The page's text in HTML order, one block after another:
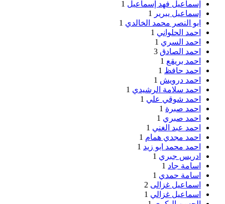
إسماعيل فهد إسماعيل 1
إسماعيل يبرير
1
ابو النصر محمد الخالدي 1
احمد الحلواني 1
احمد السري 1
احمد الصادق 3
احمد بريقع 1
احمد حافظ 1
احمد درويش 1
احمد سلامة الرشيدي 1
احمد شوقي علي 1
احمد صبرة 1
احمد صبري 1
احمد عبد الغني 1
احمد مجدي همام 1
احمد محمد ابو زيد 1
ادريس جبري 1
اسامة جاد 1
اسامة حمدي 1
اسماعيل غزالى 2
اسماعيل غزالي 1